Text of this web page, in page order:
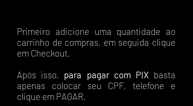
Primeiro adicione uma quantidade ao
carrinho de compras, em seguida clique
em Checkout.
Após isso, para pagar com PIX basta
apenas colocar seu CPF, telefone e
clique em PAGAR.